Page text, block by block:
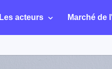
Les acteurs Marché de